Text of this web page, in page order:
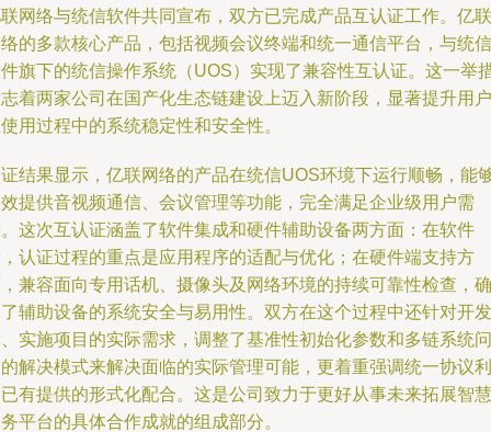
网络与统信软件共同宣布，双方已完成产品互认证工作。亿联
的多款核心产品，包括视频会议终端和统一通信平台，与统信
旗下的统信操作系统（UOS）实现了兼容性互认证。这一举
着两家公司在国产化生态链建设上迈入新阶段，显著提升用户
用过程中的系统稳定性和安全性。
结果显示，亿联网络的产品在统信UOS环境下运行顺畅，能
提供音视频通信、会议管理等功能，完全满足企业级用户需
这次互认证涵盖了软件集成和硬件辅助设备两方面：在软件
认证过程的重点是应用程序的适配与优化；在硬件端支持方
兼容面向专用话机、摄像头及网络环境的持续可靠性检查，确
辅助设备的系统安全与易用性。双方在这个过程中还针对开发
实施项目的实际需求，调整了基准性初始化参数和多链系统问
解决模式来解决面临的实际管理可能，更着重强调统一协议利
有提供的形式化配合。这是公司致力于更好从事未来拓展智慧
平台的具体合作成就的组成部分。